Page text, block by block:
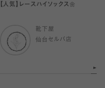
【人気】レースハイソックス🌼
靴下屋
仙台セルバ店